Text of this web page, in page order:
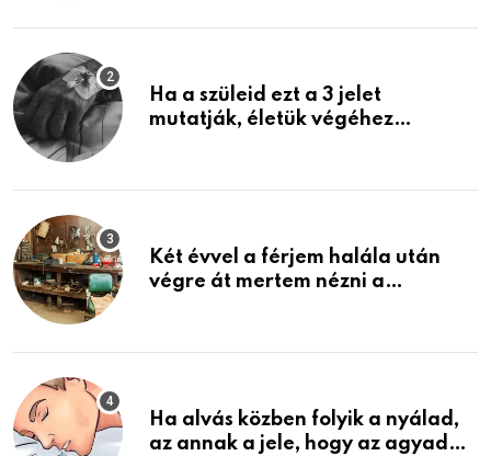
Ha a szüleid ezt a 3 jelet
mutatják, életük végéhez
Két évvel a férjem halála után
végre át mertem nézni a
életemet
Ha alvás közben folyik a nyálad,
az annak a jele, hogy az agyad…